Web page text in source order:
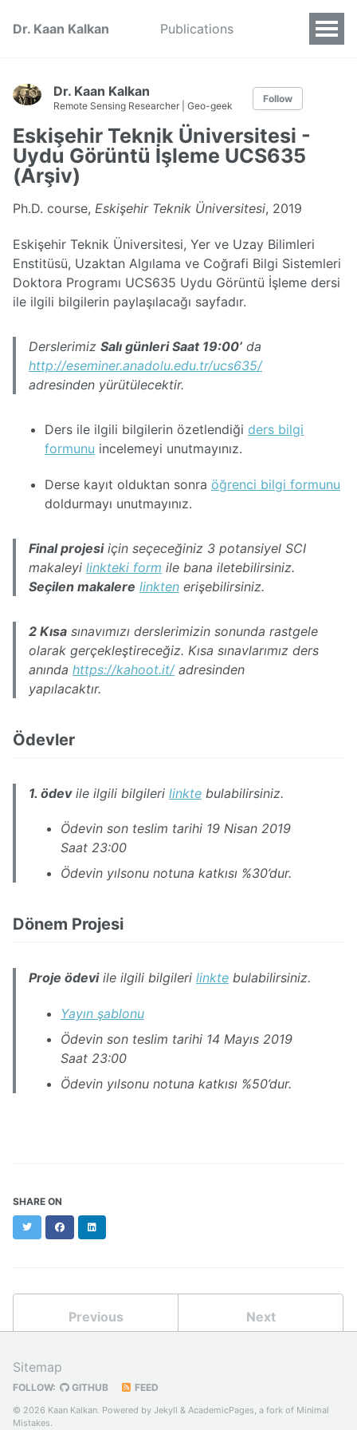
Dr. Kaan Kalkan Publications
Dr. Kaan Kalkan
Remote Sensing Researcher | Geo-geek
Follow
Eskişehir Teknik Üniversitesi -
Uydu Görüntü İşleme UCS635
(Arşiv)
Ph.D. course, Eskişehir Teknik Üniversitesi, 2019
Eskişehir Teknik Üniversitesi, Yer ve Uzay Bilimleri
Enstitüsü, Uzaktan Algılama ve Coğrafi Bilgi Sistemleri
Doktora Programı UCS635 Uydu Görüntü İşleme dersi
ile ilgili bilgilerin paylaşılacağı sayfadır.
Derslerimiz Salı günleri Saat 19:00’ da
http://eseminer.anadolu.edu.tr/ucs635/
adresinden yürütülecektir.
Ders ile ilgili bilgilerin özetlendiği ders bilgi
formunu incelemeyi unutmayınız.
Derse kayıt olduktan sonra öğrenci bilgi formunu
doldurmayı unutmayınız.
Final projesiiçin seçeceğiniz 3 potansiyel SCI
makaleyi linkteki form ile bana iletebilirsiniz.
Seçilen makalere linkten erişebilirsiniz.
2 Kısa sınavımızı derslerimizin sonunda rastgele
olarak gerçekleştireceğiz. Kısa sınavlarımız ders
anında https://kahoot.it/adresinden
yapılacaktır.
Ödevler
1. ödevile ilgili bilgileri linkte bulabilirsiniz.
Ödevin son teslim tarihi 19 Nisan 2019
Saat 23:00
Ödevin yılsonu notuna katkısı %30’dur.
Dönem Projesi
Proje ödeviile ilgili bilgileri linkte bulabilirsiniz.
Yayın şablonu
Ödevin son teslim tarihi 14 Mayıs 2019
Saat 23:00
Ödevin yılsonu notuna katkısı %50’dur.
SHARE ON
TwitterFacebookLinkedIn
Previous Next
Sitemap
FOLLOW: GITHUB FEED
© 2026 Kaan Kalkan. Powered by Jekyll & AcademicPages, a fork of Minimal
Mistakes.